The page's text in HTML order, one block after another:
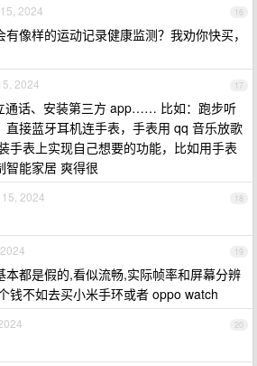
16
2024
像样的运动记录健康监测？我劝你快买，
17
2024
通话、安装第三方 app…… 比如：跑步听
直接蓝牙耳机连手表，手表用 qq 音乐放歌
手表上实现自己想要的功能，比如用手表
智能家居 爽得很
18
2024
19
本都是假的,看似流畅,实际帧率和屏幕分辨
钱不如去买小米手环或者 oppo watch
20